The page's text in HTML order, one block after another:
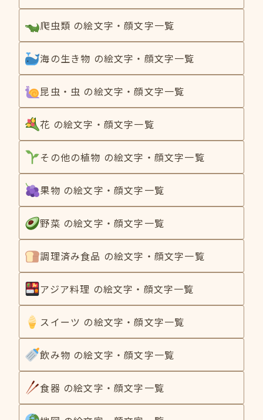
爬虫類 の絵文字・顔文字一覧
海の生き物 の絵文字・顔文字一覧
昆虫・虫 の絵文字・顔文字一覧
花 の絵文字・顔文字一覧
その他の植物 の絵文字・顔文字一覧
果物 の絵文字・顔文字一覧
野菜 の絵文字・顔文字一覧
調理済み食品 の絵文字・顔文字一覧
アジア料理 の絵文字・顔文字一覧
スイーツ の絵文字・顔文字一覧
飲み物 の絵文字・顔文字一覧
食器 の絵文字・顔文字一覧